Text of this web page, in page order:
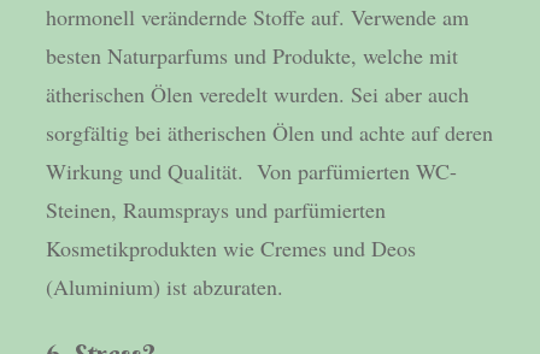
hormonell verändernde Stoffe auf. Verwende am
besten Naturparfums und Produkte, welche mit
ätherischen Ölen veredelt wurden. Sei aber auch
sorgfältig bei ätherischen Ölen und achte auf deren
Wirkung und Qualität. Von parfümierten WC-
Steinen, Raumsprays und parfümierten
Kosmetikprodukten wie Cremes und Deos
(Aluminium) ist abzuraten.